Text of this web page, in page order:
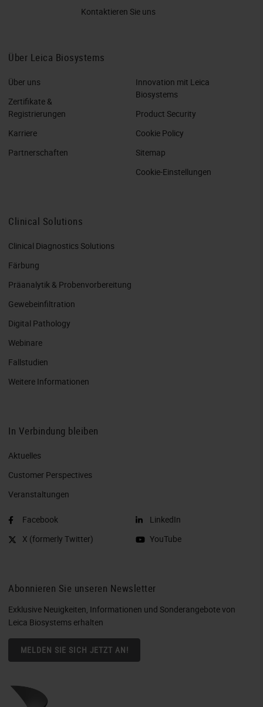
Kontaktieren Sie uns
Über Leica Biosystems
Über uns
Zertifikate &
Registrierungen
Karriere
Partnerschaften
Innovation mit Leica
Biosystems
Product Security
Cookie Policy
Sitemap
Cookie-Einstellungen
Clinical Solutions
Clinical Diagnostics Solutions
Färbung
Präanalytik & Probenvorbereitung
Gewebeinfiltration
Digital Pathology
Webinare
Fallstudien
Weitere Informationen
In Verbindung bleiben
Aktuelles
Customer Perspectives​
Veranstaltungen
Facebook
X (formerly Twitter)
LinkedIn
YouTube
Abonnieren Sie unseren Newsletter
Exklusive Neuigkeiten, Informationen und Sonderangebote von
Leica Biosystems erhalten
MELDEN SIE SICH JETZT AN!